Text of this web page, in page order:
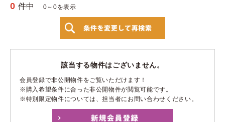
0 件中 0～0を表示
該当する物件はございません。
会員登録で非公開物件をご覧いただけます！
※購入希望条件に合った非公開物件が閲覧可能です。
※特別限定物件については、担当者にお問い合わせください。